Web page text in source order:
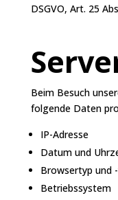
DSGVO, Art. 25
Beim Besuch
folgende Daten
IP-Adresse
Datum und
Browsertyp und
Betriebssystem